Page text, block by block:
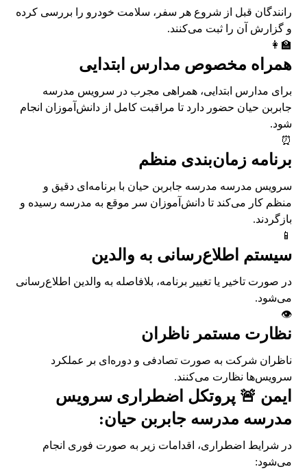
رانندگان قبل از شروع هر سفر، سلامت خودرو را بررسی کرده
و گزارش آن را ثبت می‌کنند.
👩‍🏫
همراه مخصوص مدارس ابتدایی
برای مدارس ابتدایی، همراهی مجرب در سرویس مدرسه
جابربن حیان حضور دارد تا مراقبت کامل از دانش‌آموزان انجام
شود.
⏰
برنامه زمان‌بندی منظم
سرویس مدرسه مدرسه جابربن حیان با برنامه‌ای دقیق و
منظم کار می‌کند تا دانش‌آموزان سر موقع به مدرسه رسیده و
بازگردند.
📱
سیستم اطلاع‌رسانی به والدین
در صورت تاخیر یا تغییر برنامه، بلافاصله به والدین اطلاع‌رسانی
می‌شود.
👁️
نظارت مستمر ناظران
ناظران شرکت به صورت تصادفی و دوره‌ای بر عملکرد
سرویس‌ها نظارت می‌کنند.
ایمن 🚨 پروتکل اضطراری سرویس
مدرسه مدرسه جابربن حیان:
در شرایط اضطراری، اقدامات زیر به صورت فوری انجام
می‌شود: